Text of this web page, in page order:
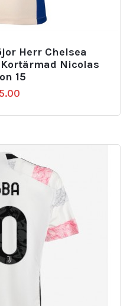
Herr Chelsea
Nicolas
15